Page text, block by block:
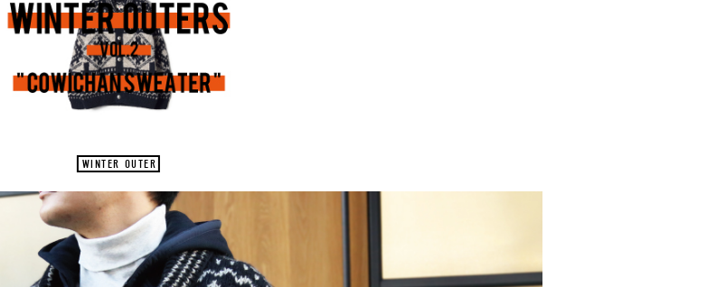
WINTER OUTER